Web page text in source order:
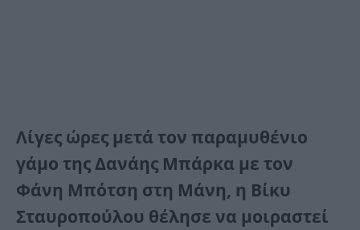
Λίγες ώρες μετά τον παραμυθένιο
γάμο της Δανάης Μπάρκα με τον
Φάνη Μπότση στη Μάνη, η Βίκυ
Σταυροπούλου θέλησε να μοιραστεί